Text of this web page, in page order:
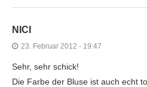
NICI
23. Februar 2012 - 19:47
Sehr, sehr schick!
Die Farbe der Bluse ist auch echt